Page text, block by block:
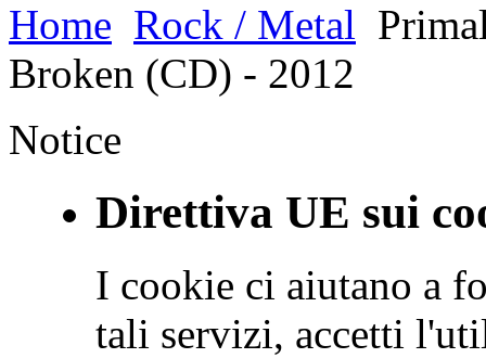
Home Rock / Metal
Broken (CD) - 2012
Notice
Direttiva UE sui
I cookie ci aiutano a
tali servizi, accetti